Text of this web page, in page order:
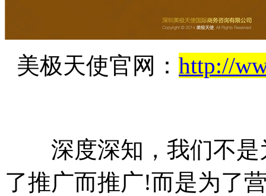
美极天使官网： http://
深度深知，我们不是
了推广而推广!而是为了